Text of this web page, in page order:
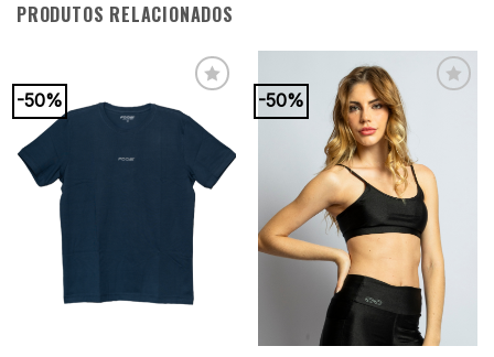
PRODUTOS RELACIONADOS
-50%
wishlist
-50%